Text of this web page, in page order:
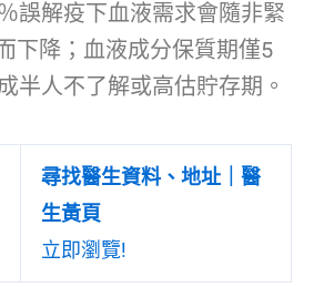
誤解疫下血液需求會隨非緊
下降；血液成分保質期僅5
半人不了解或高估貯存期。
尋找醫生資料、地址｜醫
生黃頁
立即瀏覽!